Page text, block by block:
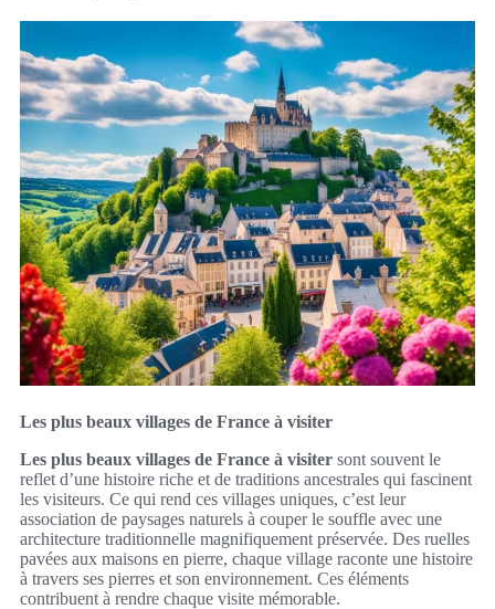
Les plus beaux villages de France à visiter
Les plus beaux villages de France à visiter sont souvent le
reflet d’une histoire riche et de traditions ancestrales qui fascinent
les visiteurs. Ce qui rend ces villages uniques, c’est leur
association de paysages naturels à couper le souffle avec une
architecture traditionnelle magnifiquement préservée. Des ruelles
pavées aux maisons en pierre, chaque village raconte une histoire
à travers ses pierres et son environnement. Ces éléments
contribuent à rendre chaque visite mémorable.